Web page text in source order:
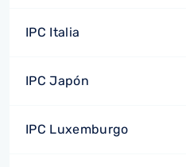
IPC Italia
IPC Japón
IPC Luxemburgo